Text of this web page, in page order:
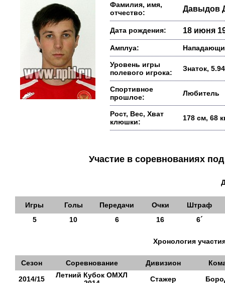
Фамилия, имя,
отчество:
Давыдов
Дата рождения: 18 июня
Амплуа:
Уровень игры
полевого игрока:
Знаток, 5.94
Спортивное
прошлое:
Любитель
Рост, Вес, Хват
клюшки:
178 см, 68
Участие в соревнованиях
Игры Голы Передачи Очки
Штраф
5
10 6 16 6´
Хронология
Сезон Соревнование Дивизион
2014/15
Летний Кубок ОМХЛ
Стажер